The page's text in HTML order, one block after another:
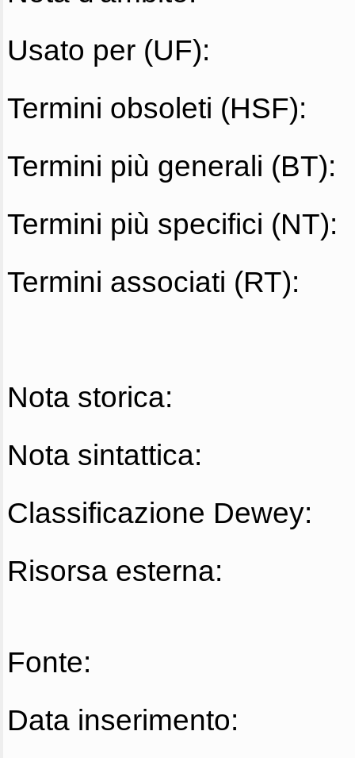
Usato per (UF):
Termini obsoleti (HSF):
Termini più generali (BT):
Termini più specifici (NT):
Termini associati (RT):
Nota storica:
Nota sintattica:
Classificazione Dewey:
Risorsa esterna:
Fonte:
Data inserimento: